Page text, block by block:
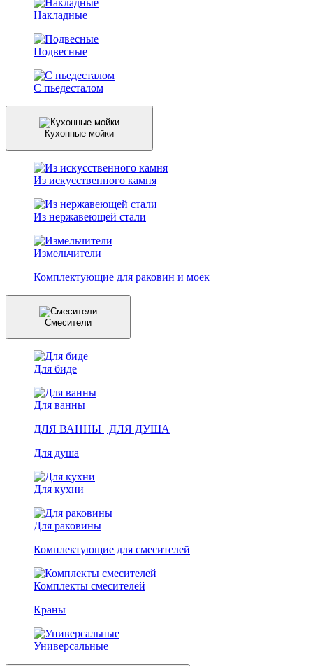
Накладные
Подвесные
С пьедесталом
Кухонные мойки
Из искусственного камня
Из нержавеющей стали
Измельчители
Комплектующие для раковин и моек
Смесители
Для биде
Для ванны
ДЛЯ ВАННЫ | ДЛЯ ДУША
Для душа
Для кухни
Для раковины
Комплектующие для смесителей
Комплекты смесителей
Краны
Универсальные